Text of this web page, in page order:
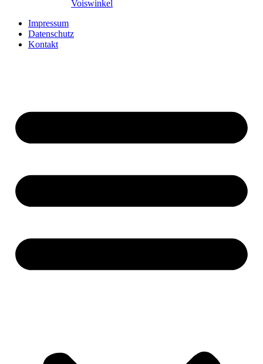
Voiswinkel
Impressum
Datenschutz
Kontakt